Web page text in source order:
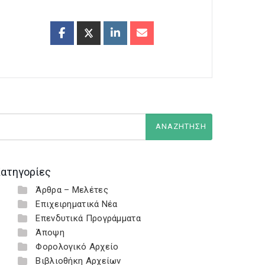
Άρθρα – Μελέτες
Επιχειρηματικά Νέα
Επενδυτικά Προγράμματα
Άποψη
Φορολογικό Αρχείο
Βιβλιοθήκη Αρχείων